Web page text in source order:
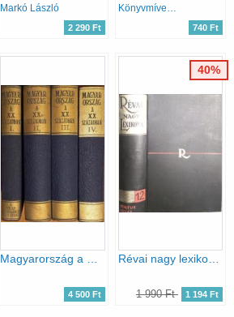
Markó László
2 290 Ft 740 Ft
Magyarország a XX. században I.- IV. (nem teljes)
4 500 Ft
Révai nagy lexikona 12. (Kontúr-Lovas)
1 990 Ft 1 194 Ft
40%